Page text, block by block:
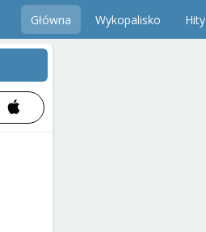
Główna Wykopalisko Hity